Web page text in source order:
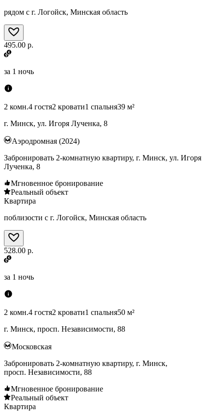
рядом с г. Логойск, Минская область
495.00 р.
за 1 ночь
2 комн.4 гостя2 кровати1 спальня39 м²
г. Минск, ул. Игоря Лученка, 8
Аэродромная (2024)
Забронировать 2-комнатную квартиру, г. Минск, ул. Игоря
Лученка, 8
Мгновенное бронирование
Реальный объект
Квартира
поблизости с г. Логойск, Минская область
528.00 р.
за 1 ночь
2 комн.4 гостя2 кровати1 спальня50 м²
г. Минск, просп. Независимости, 88
Московская
Забронировать 2-комнатную квартиру, г. Минск,
просп. Независимости, 88
Мгновенное бронирование
Реальный объект
Квартира